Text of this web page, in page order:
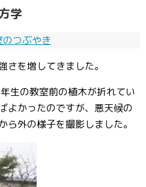
学
のつぶやき
さを増してきました。
生の教室前の植木が折れてい
よかったのですが、悪天候の
ら外の様子を撮影しました。